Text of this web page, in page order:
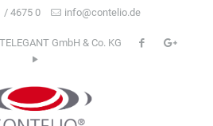
/ 4675 0 info@contelio.de
TELEGANT GmbH & Co. KG